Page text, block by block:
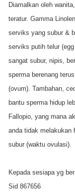
Diamalkan oleh
teratur. Gamma
serviks yang subur &
serviks putih telur
sangat subur, nipis,
sperma berenang
(ovum). Tambahan,
bantu sperma hidup
Fallopio, yang mana
anda tidak melakukan
subur (waktu ovulasi).
Kepada sesiapa yg
Sid 867656